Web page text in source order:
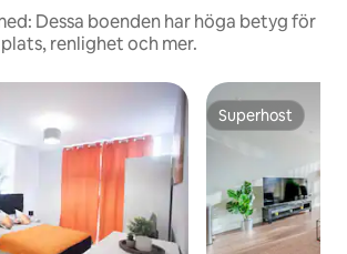
Dessa boenden har höga betyg för
plats, renlighet och mer.
Superhost
Superhost